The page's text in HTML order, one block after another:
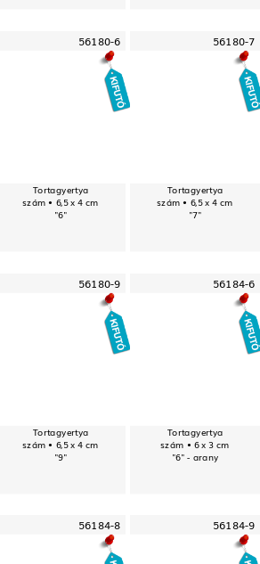
56180-6
Tortagyertya
szám • 6,5 x 4 cm
"6"
56180-7
Tortagyertya
szám • 6,5 x 4 cm
"7"
56180-9
Tortagyertya
szám • 6,5 x 4 cm
"9"
56184-6
Tortagyertya
szám • 6 x 3 cm
"6" - arany
56184-8 56184-9